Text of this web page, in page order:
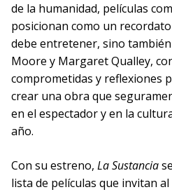
de la humanidad, películas
posicionan como un
debe entretener, sino
Moore y Margaret Qualley,
comprometidas y reflexiones
crear una obra que
en el espectador y en la
año.
Con su estreno, La Sustancia
lista de películas que invitan